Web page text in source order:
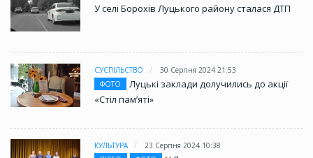
У селі Борохів Луцького району сталася ДТП
СУСПІЛЬСТВО
30 Серпня 2024 21:53
ФОТО
Луцькі заклади долучились до акції
«Стіл памʼяті»
КУЛЬТУРА
23 Серпня 2024 10:38